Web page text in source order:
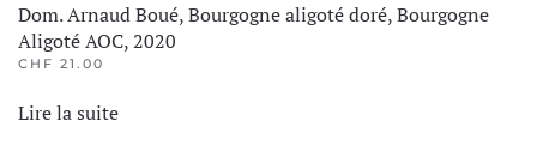
Dom. Arnaud Boué, Bourgogne aligoté doré, Bourgogne
Aligoté AOC, 2020
CHF 21.00
Lire la suite